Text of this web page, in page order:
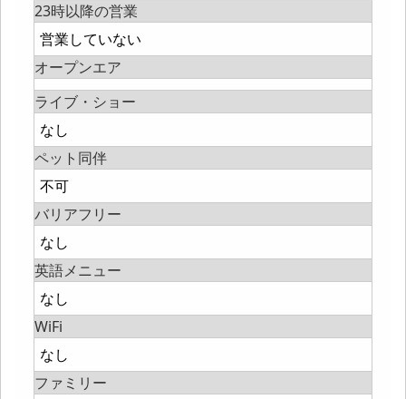
23時以降の営業
営業していない
オープンエア
ライブ・ショー
なし
ペット同伴
不可
バリアフリー
なし
英語メニュー
なし
WiFi
なし
ファミリー